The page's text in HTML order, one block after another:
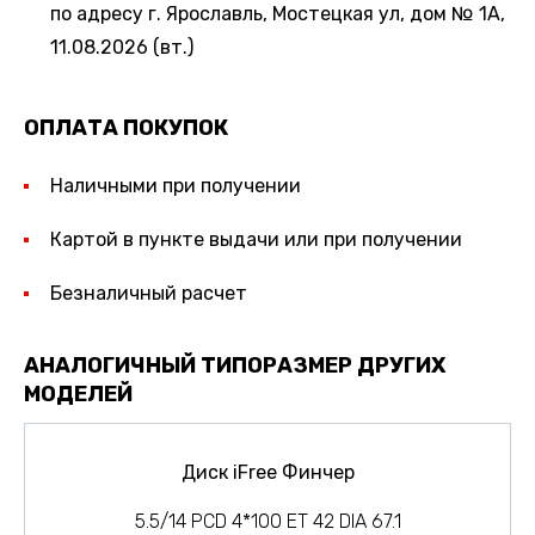
по адресу г. Ярославль, Мостецкая ул, дом № 1А,
11.08.2026 (вт.)
ОПЛАТА ПОКУПОК
Наличными при получении
Картой в пункте выдачи или при получении
Безналичный расчет
АНАЛОГИЧНЫЙ ТИПОРАЗМЕР ДРУГИХ
МОДЕЛЕЙ
Диск iFree Финчер
5.5/14 PCD 4*100 ET 42 DIA 67.1